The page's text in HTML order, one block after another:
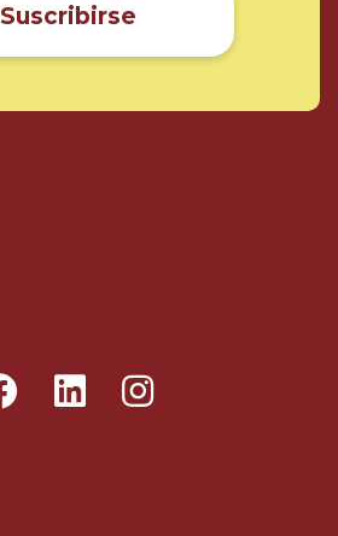
Suscribirse